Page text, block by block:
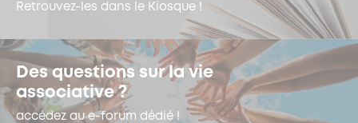
Retrouvez-les dans le Kiosque !
Des questions sur la vie
associative ?
accédez au e-forum dédié !